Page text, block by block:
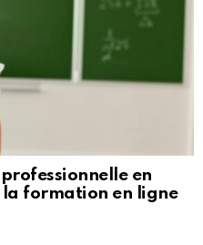
en
formation en ligne